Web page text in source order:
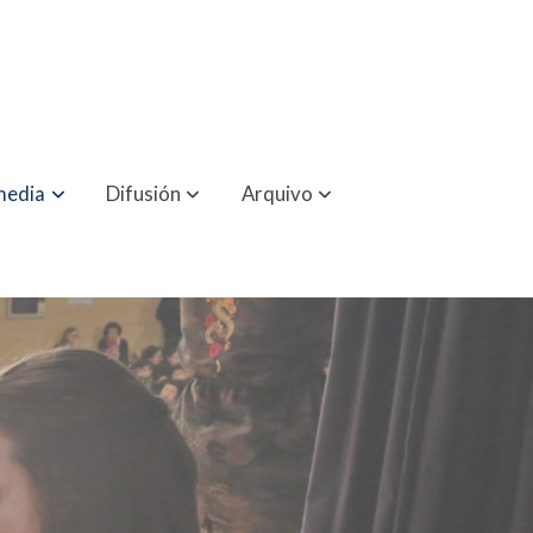
Difusión Arquivo